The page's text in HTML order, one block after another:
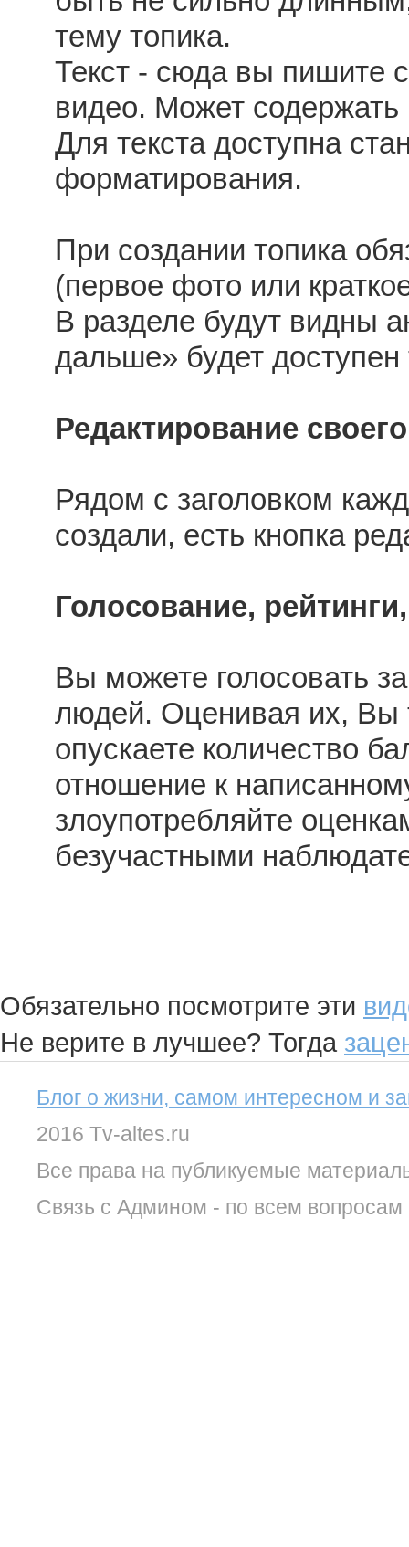
тему топика.
Текст - сюда вы пишите
видео. Может содержать
Для текста доступна
форматирования.
При создании топика
(первое фото или
В разделе будут видны
дальше» будет
Редактирование
Рядом с заголовком
создали, есть кнопка
Голосование,
Вы можете голосовать
людей. Оценивая их, Вы
опускаете количество
отношение к
злоупотребляйте
безучастными
Обязательно посмотрите эти
Не верите в лучшее? Тогда
Блог о жизни, самом интересном и
2016 Tv-altes.ru
Все права на публикуемые
Связь с Админом - по всем